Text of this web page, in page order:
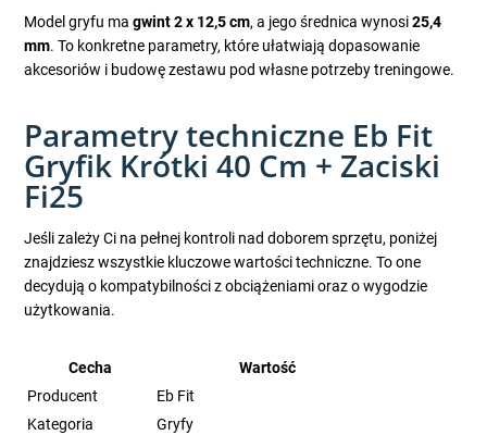
Model gryfu magwint 2 x 12,5 cm, a jego średnica wynosi25,4
mm. To konkretne parametry, które ułatwiają dopasowanie
akcesoriów i budowę zestawu pod własne potrzeby treningowe.
Parametry techniczne Eb Fit
Gryfik Krótki 40 Cm + Zaciski
Fi25
Jeśli zależy Ci na pełnej kontroli nad doborem sprzętu, poniżej
znajdziesz wszystkie kluczowe wartości techniczne. To one
decydują o kompatybilności z obciążeniami oraz o wygodzie
użytkowania.
Cecha
Wartość
Producent
Eb Fit
Kategoria
Gryfy